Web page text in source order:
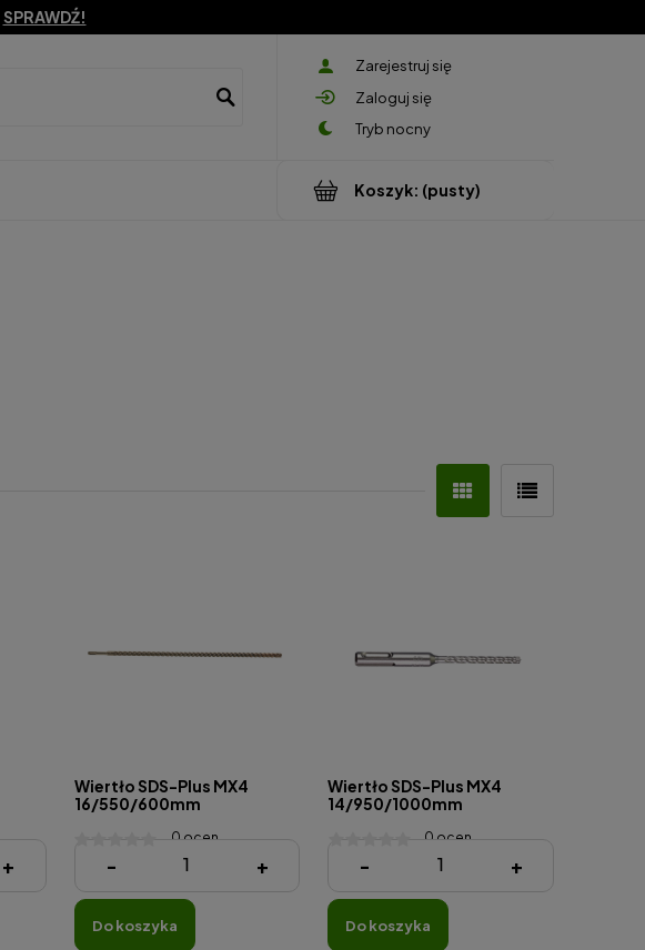
SPRAWDŹ!
Zarejestruj się
Zaloguj się
Koszyk: (pusty)
+
Wiertło SDS-Plus MX4
16/550/600mm
0 ocen
194,90 zł
- +
do koszyka
Wiertło SDS-Plus MX4
14/950/1000mm
0 ocen
359,00 zł
- +
do koszyka